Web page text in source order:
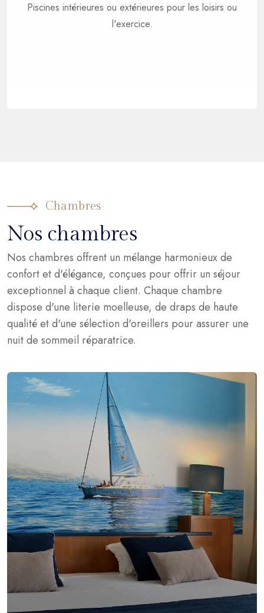
Piscines intérieures ou extérieures pour les loisirs ou
l'exercice.
Chambres
Nos chambres
Nos chambres offrent un mélange harmonieux de
confort et d'élégance, conçues pour offrir un séjour
exceptionnel à chaque client. Chaque chambre
dispose d'une literie moelleuse, de draps de haute
qualité et d'une sélection d'oreillers pour assurer une
nuit de sommeil réparatrice.